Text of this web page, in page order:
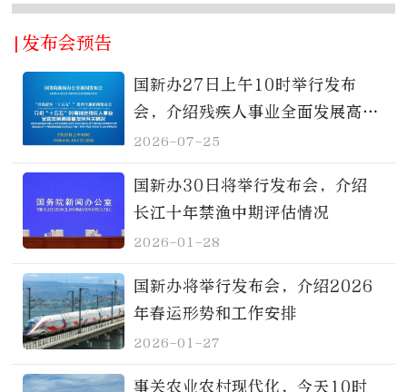
|发布会预告
国新办27日上午10时举行发布
会，介绍残疾人事业全面发展高质
量发展情况
2026-07-25
国新办30日将举行发布会，介绍
长江十年禁渔中期评估情况
2026-01-28
国新办将举行发布会，介绍2026
年春运形势和工作安排
2026-01-27
事关农业农村现代化，今天10时